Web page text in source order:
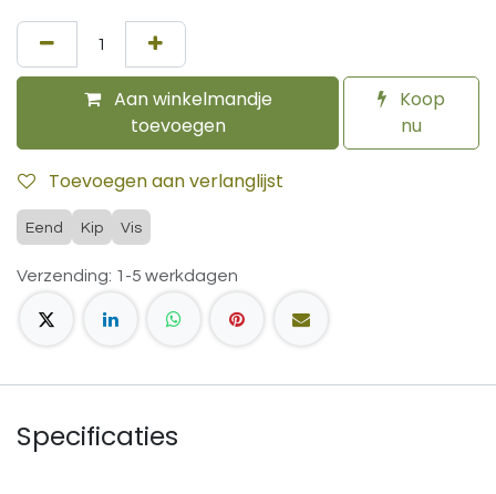
Aan winkelmandje
toevoegen
Koop
nu
Toevoegen aan verlanglijst
Eend Kip Vis
Verzending: 1-5 werkdagen
Specificaties